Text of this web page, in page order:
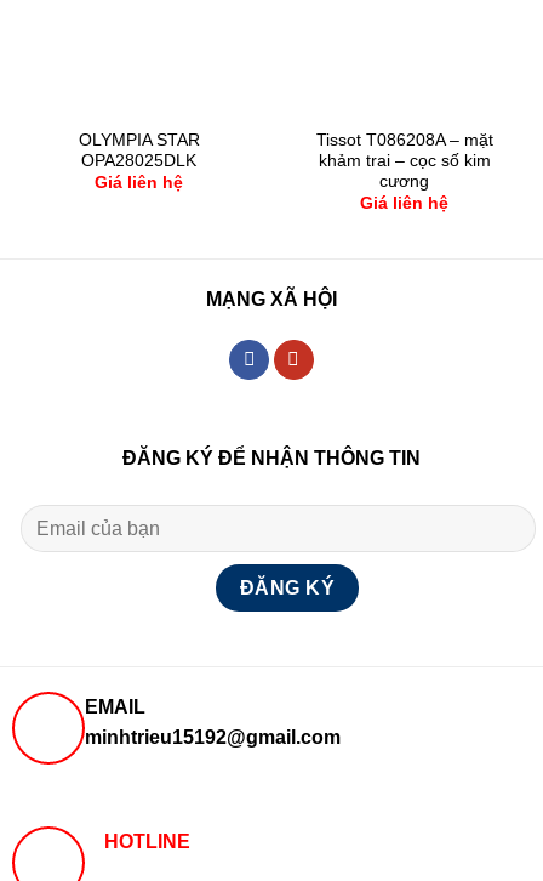
OLYMPIA STAR
OPA28025DLK
Giá liên hệ
Tissot T086208A – mặt
khảm trai – cọc số kim
cương
Giá liên hệ
MẠNG XÃ HỘI
ĐĂNG KÝ ĐỂ NHẬN THÔNG TIN
EMAIL
minhtrieu15192@gmail.com
HOTLINE